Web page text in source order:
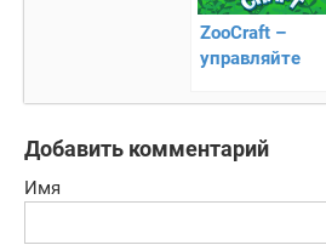
ZooCraft –
управляйте
Добавить комментарий
Имя